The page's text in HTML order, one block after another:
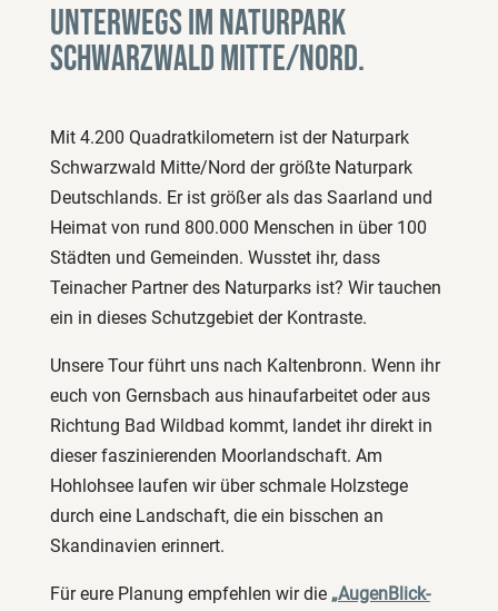
Unterwegs im Naturpark
Schwarzwald Mitte/Nord.
Mit 4.200 Quadratkilometern ist der Naturpark
Schwarzwald Mitte/Nord der größte Naturpark
Deutschlands. Er ist größer als das Saarland und
Heimat von rund 800.000 Menschen in über 100
Städten und Gemeinden. Wusstet ihr, dass
Teinacher Partner des Naturparks ist? Wir tauchen
ein in dieses Schutzgebiet der Kontraste.
Unsere Tour führt uns nach Kaltenbronn. Wenn ihr
euch von Gernsbach aus hinaufarbeitet oder aus
Richtung Bad Wildbad kommt, landet ihr direkt in
dieser faszinierenden Moorlandschaft. Am
Hohlohsee laufen wir über schmale Holzstege
durch eine Landschaft, die ein bisschen an
Skandinavien erinnert.
Für eure Planung empfehlen wir die „AugenBlick-